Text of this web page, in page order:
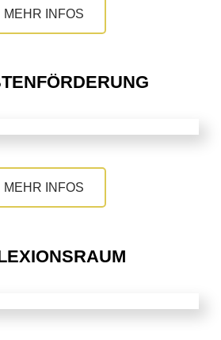
MEHR INFOS
MEHR INFOS